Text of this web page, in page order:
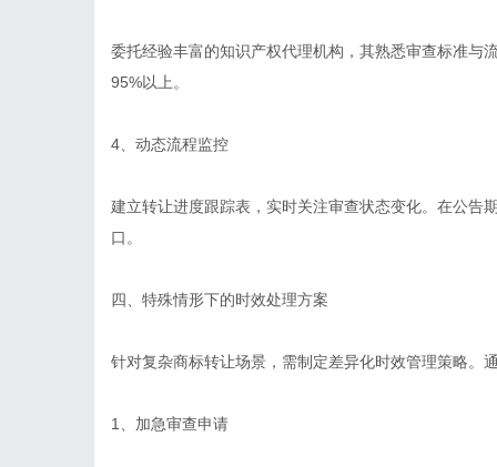
委托经验丰富的知识产权代理机构，其熟悉审查标准与
95%以上。
4、动态流程监控
建立转让进度跟踪表，实时关注审查状态变化。在公告
口。
四、特殊情形下的时效处理方案
针对复杂商标转让场景，需制定差异化时效管理策略。
1、加急审查申请